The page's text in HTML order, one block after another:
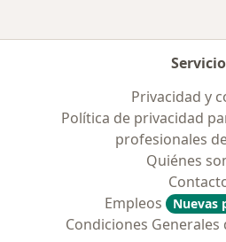
Servicio
Privacidad y
Política de privacidad
profesionales
Quiénes
Empleos
Nuevas
Condiciones